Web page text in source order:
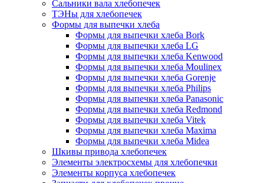
Сальники вала хлебопечек
ТЭНы для хлебопечек
Формы для выпечки хлеба
Формы для выпечки хлеба Bork
Формы для выпечки хлеба LG
Формы для выпечки хлеба Kenwood
Формы для выпечки хлеба Moulinex
Формы для выпечки хлеба Gorenje
Формы для выпечки хлеба Philips
Формы для выпечки хлеба Panasonic
Формы для выпечки хлеба Redmond
Формы для выпечки хлеба Vitek
Формы для выпечки хлеба Maxima
Формы для выпечки хлеба Midea
Шкивы привода хлебопечек
Элементы электросхемы для хлебопечки
Элементы корпуса хлебопечек